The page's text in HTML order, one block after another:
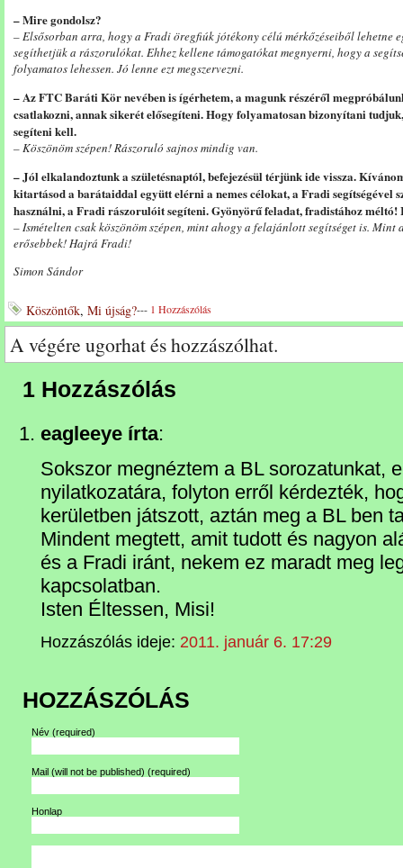
– Mire gondolsz?
– Elsősorban arra, hogy a Fradi öregfiúk jótékony célú mérkőzéseiből lehetne
segíthetjük a rászorulókat. Ehhez kellene támogatókat megnyerni, hogy a
folyamatos lehessen. Jó lenne ezt megszervezni.
– Az FTC Baráti Kör nevében is ígérhetem, a magunk részéről
csatlakozni, annak sikerét elősegíteni. Hogy folyamatosan bizonyítani
segíteni kell.
– Köszönöm szépen! Rászoruló sajnos mindig van.
– Jól elkalandoztunk a születésnaptól, befejezésül térjünk ide vissza.
kitartásod a barátaiddal együtt elérni a nemes célokat, a Fradi segítségével
használni, a Fradi rászorulóit segíteni. Gyönyörű feladat, fradistához méltó!
– Ismételten csak köszönöm szépen, mint ahogy a felajánlott segítséget is. Mint
erősebbek! Hajrá Fradi!
Simon Sándor
Köszöntők, Mi újság?--- 1 Hozzászólás
A végére ugorhat és hozzászólhat.
1 Hozzászólás
eagleeye írta:
Sokszor megnéztem a BL sorozatunkat,
nyilatkozatára, folyton erről kérdezték,
kerületben játszott, aztán meg a BL ben
Mindent megtett, amit tudott és nagyon
és a Fradi iránt, nekem ez maradt meg
kapcsolatban.
Isten Éltessen, Misi!
Hozzászólás ideje: 2011. január 6. 17:29
HOZZÁSZÓLÁS
Név (required)
Mail (will not be published) (required)
Honlap